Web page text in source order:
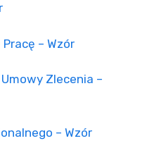
– Wzór
Zlecenia –
– Wzór